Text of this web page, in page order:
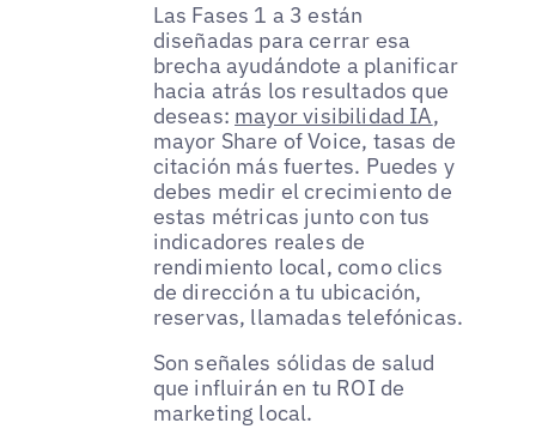
Las Fases 1 a 3 están
diseñadas para cerrar esa
brecha ayudándote a planificar
hacia atrás los resultados que
deseas: mayor visibilidad IA,
mayor Share of Voice, tasas de
citación más fuertes. Puedes y
debes medir el crecimiento de
estas métricas junto con tus
indicadores reales de
rendimiento local, como clics
de dirección a tu ubicación,
reservas, llamadas telefónicas.
Son señales sólidas de salud
que influirán en tu ROI de
marketing local.